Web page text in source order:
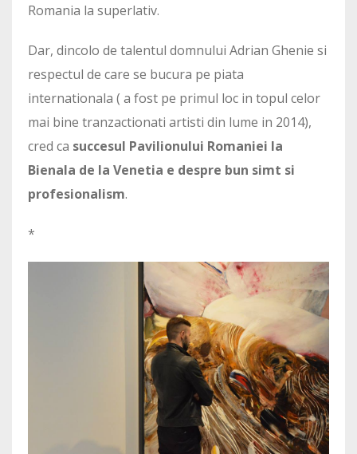
Romania la superlativ.
Dar, dincolo de talentul domnului Adrian Ghenie si
respectul de care se bucura pe piata
internationala ( a fost pe primul loc in topul celor
mai bine tranzactionati artisti din lume in 2014),
cred ca succesul Pavilionului Romaniei la
Bienala de la Venetia e despre bun simt si
profesionalism.
*